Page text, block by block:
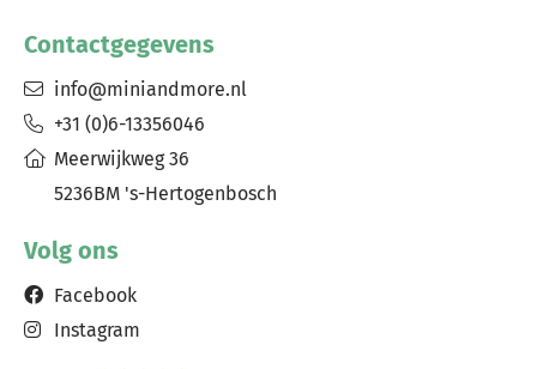
Contactgegevens
info@miniandmore.nl
+31 (0)6-13356046
Meerwijkweg 36
5236BM 's-Hertogenbosch
Volg ons
Facebook
Instagram